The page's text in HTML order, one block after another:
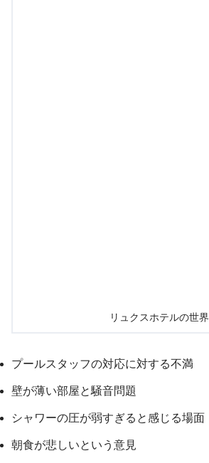
リュクスホテルの世界
プールスタッフの対応に対する不満
壁が薄い部屋と騒音問題
シャワーの圧が弱すぎると感じる場面
朝食が悲しいという意見